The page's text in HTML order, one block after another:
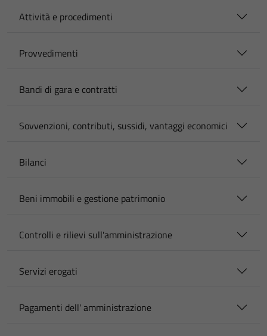
Attività e procedimenti
Provvedimenti
Bandi di gara e contratti
Sovvenzioni, contributi, sussidi, vantaggi economici
Bilanci
Beni immobili e gestione patrimonio
Controlli e rilievi sull'amministrazione
Servizi erogati
Pagamenti dell' amministrazione